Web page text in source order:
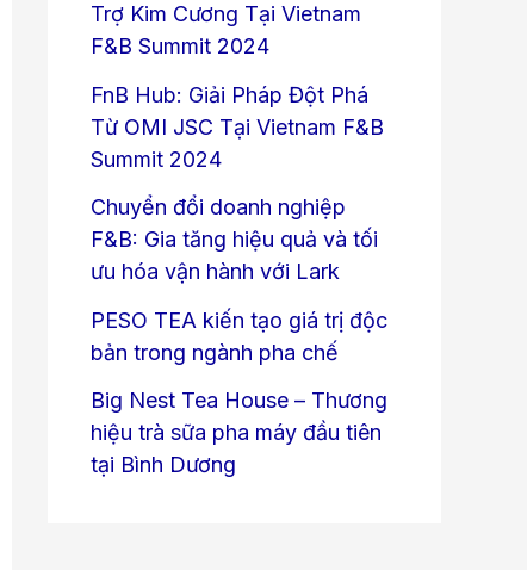
Trợ Kim Cương Tại Vietnam
F&B Summit 2024
FnB Hub: Giải Pháp Đột Phá
Từ OMI JSC Tại Vietnam F&B
Summit 2024
Chuyển đổi doanh nghiệp
F&B: Gia tăng hiệu quả và tối
ưu hóa vận hành với Lark
PESO TEA kiến tạo giá trị độc
bản trong ngành pha chế
Big Nest Tea House – Thương
hiệu trà sữa pha máy đầu tiên
tại Bình Dương